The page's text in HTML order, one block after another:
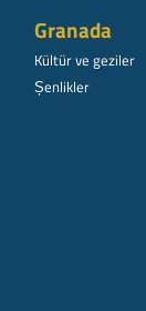
Granada
Kültür ve geziler
Șenlikler